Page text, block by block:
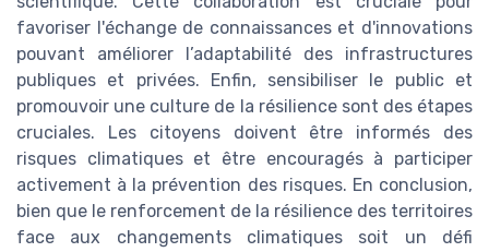
favoriser l'échange de connaissances et d'innovations
pouvant améliorer l’adaptabilité des infrastructures
publiques et privées. Enfin, sensibiliser le public et
promouvoir une culture de la résilience sont des étapes
cruciales. Les citoyens doivent être informés des
risques climatiques et être encouragés à participer
activement à la prévention des risques. En conclusion,
bien que le renforcement de la résilience des territoires
face aux changements climatiques soit un défi